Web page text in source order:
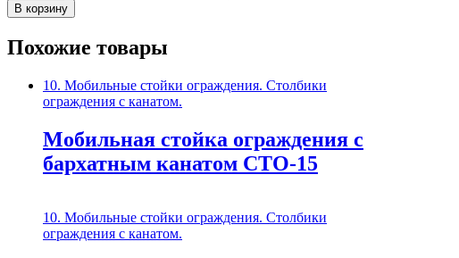
В корзину
Похожие товары
10. Мобильные стойки ограждения. Столбики
ограждения с канатом.
Мобильная стойка ограждения с
бархатным канатом СТО-15
10. Мобильные стойки ограждения. Столбики
ограждения с канатом.